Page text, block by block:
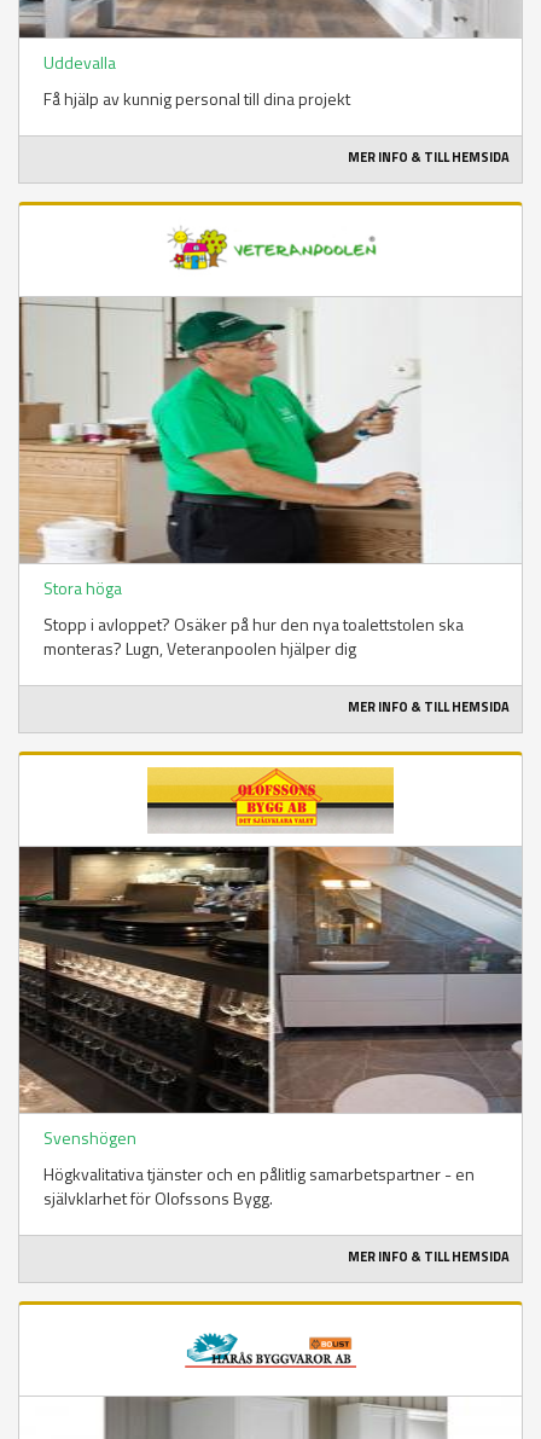
Uddevalla
Få hjälp av kunnig personal till dina projekt
MER INFO & TILL HEMSIDA
Stora höga
Stopp i avloppet? Osäker på hur den nya toalettstolen ska
monteras? Lugn, Veteranpoolen hjälper dig
MER INFO & TILL HEMSIDA
Svenshögen
Högkvalitativa tjänster och en pålitlig samarbetspartner - en
självklarhet för Olofssons Bygg.
MER INFO & TILL HEMSIDA